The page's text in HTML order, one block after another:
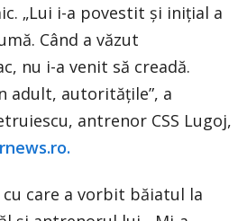
„Lui i-a povestit şi iniţial a
Când a văzut
nu i-a venit să creadă.
adult, autorităţile”, a
antrenor CSS Lugoj,
care a vorbit băiatul la